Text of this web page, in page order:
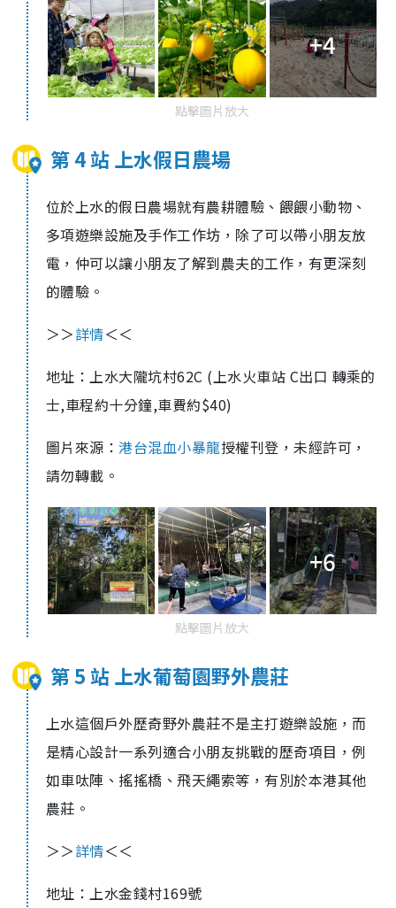
+4
點擊圖片放大
第 4 站 上水假日農場
位於上水的假日農場就有農耕體驗、餵餵小動物、
多項遊樂設施及手作工作坊，除了可以帶小朋友放
電，仲可以讓小朋友了解到農夫的工作，有更深刻
的體驗。
＞＞詳情＜＜
地址：上水大隴坑村62C (上水火車站 C出口 轉乘的
士,車程約十分鐘,車費約$40)
圖片來源：港台混血小暴龍授權刊登，未經許可，
請勿轉載。
+6
點擊圖片放大
第 5 站 上水葡萄園野外農莊
上水這個戶外歷奇野外農莊不是主打遊樂設施，而
是精心設計一系列適合小朋友挑戰的歷奇項目，例
如車呔陣、搖搖橋、飛天繩索等，有別於本港其他
農莊。
＞＞詳情＜＜
地址：上水金錢村169號